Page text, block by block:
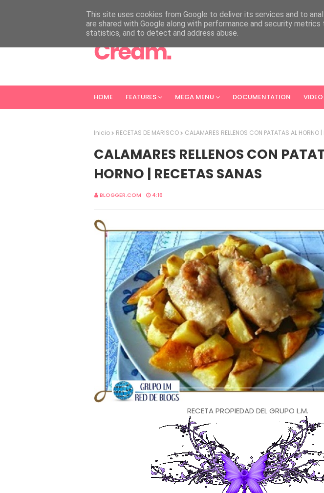
HOME FEATURES MEGA MENU DOCUMENTATION
Inicio RECETAS DE MARISCO CALAMARES RELLENOS CON PATATAS AL HORNO
CALAMARES RELLENOS CON
HORNO | RECETAS SANAS
BLOGGER.COM 4:16
RECETA PROPIEDAD DEL GRUPO L.M.
This site uses cookies from Google to deliver its services and to
are shared with Google along with performance and security
statistics, and to detect and address abuse.